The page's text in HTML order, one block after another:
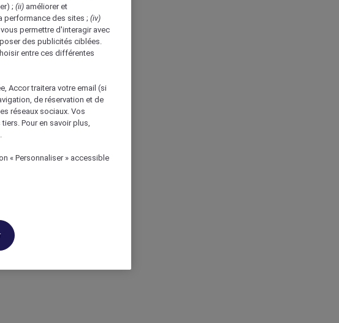
; (ii) améliorer et
performance des sites ; (iv)
vous permettre d'interagir avec
des publicités ciblées.
entre ces différentes
Accor traitera votre email (si
de réservation et de
réseaux sociaux. Vos
Pour en savoir plus,
« Personnaliser » accessible